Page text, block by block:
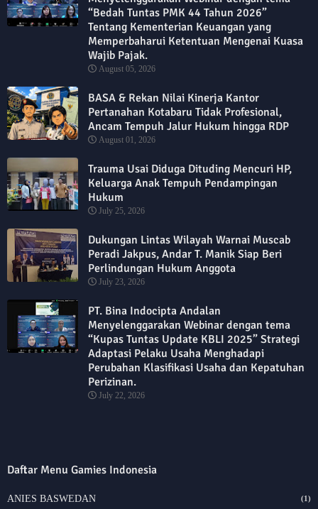
“Bedah Tuntas PMK 44 Tahun 2026”
Tentang Kementerian Keuangan yang
Memperbaharui Ketentuan Mengenai Kuasa
Wajib Pajak.
August 05, 2026
BASA & Rekan Nilai Kinerja Kantor
Pertanahan Kotabaru Tidak Profesional,
Ancam Tempuh Jalur Hukum hingga RDP
August 01, 2026
Trauma Usai Diduga Dituding Mencuri HP,
Keluarga Anak Tempuh Pendampingan
Hukum
July 25, 2026
Dukungan Lintas Wilayah Warnai Muscab
Peradi Jakpus, Andar T. Manik Siap Beri
Perlindungan Hukum Anggota
July 23, 2026
PT. Bina Indocipta Andalan
Menyelenggarakan Webinar dengan tema
“Kupas Tuntas Update KBLI 2025” Strategi
Adaptasi Pelaku Usaha Menghadapi
Perubahan Klasifikasi Usaha dan Kepatuhan
Perizinan.
July 22, 2026
Daftar Menu Gamies Indonesia
ANIES BASWEDAN (1)